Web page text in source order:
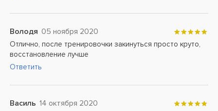
Володя 05 ноября 2020
Отлично, после тренировочки закинуться просто круто,
восстановление лучше
Ответить
Василь 14 октября 2020